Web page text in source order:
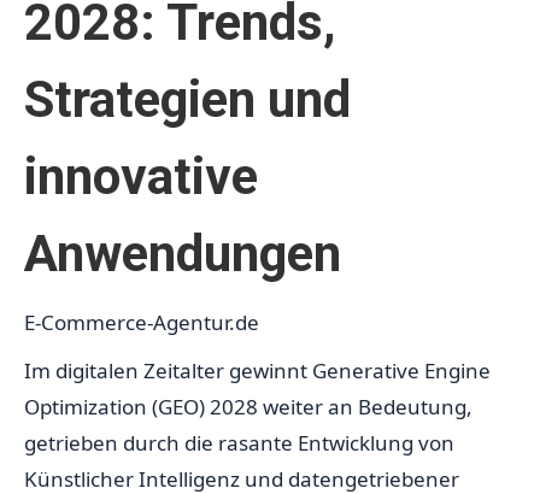
2028: Trends,
Strategien und
innovative
Anwendungen
E-Commerce-Agentur.de
Im digitalen Zeitalter gewinnt Generative Engine
Optimization (GEO) 2028 weiter an Bedeutung,
getrieben durch die rasante Entwicklung von
Künstlicher Intelligenz und datengetriebener